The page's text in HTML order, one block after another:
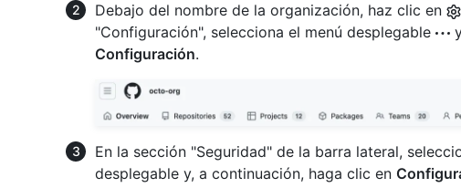
Debajo del nombre de la organización, haz clic en
"Configuración", selecciona el menú desplegable
Configuración.
En la sección "Seguridad" de la barra lateral,
desplegable y, a continuación, haga clic en